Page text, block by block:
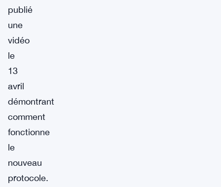
publié
une
vidéo
le
13
avril
démontrant
comment
fonctionne
le
nouveau
protocole.